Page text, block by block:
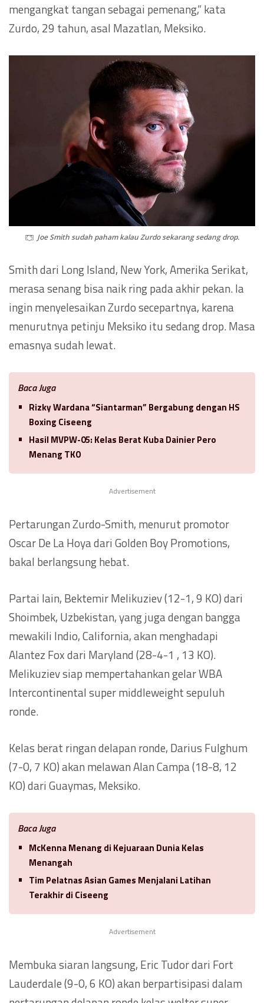
mengangkat tangan sebagai pemenang,” kata
Zurdo, 29 tahun, asal Mazatlan, Meksiko.
Joe Smith sudah paham kalau Zurdo sekarang sedang drop.
Smith dari Long Island, New York, Amerika Serikat,
merasa senang bisa naik ring pada akhir pekan. Ia
ingin menyelesaikan Zurdo secepartnya, karena
menurutnya petinju Meksiko itu sedang drop. Masa
emasnya sudah lewat.
Baca Juga
Rizky Wardana “Siantarman” Bergabung dengan HS
Boxing Ciseeng
Hasil MVPW-05: Kelas Berat Kuba Dainier Pero
Menang TKO
Advertisement
Pertarungan Zurdo-Smith, menurut promotor
Oscar De La Hoya dari Golden Boy Promotions,
bakal berlangsung hebat.
Partai lain, Bektemir Melikuziev (12-1, 9 KO) dari
Shoimbek, Uzbekistan, yang juga dengan bangga
mewakili Indio, California, akan menghadapi
Alantez Fox dari Maryland (28-4-1 , 13 KO).
Melikuziev siap mempertahankan gelar WBA
Intercontinental super middleweight sepuluh
ronde.
Kelas berat ringan delapan ronde, Darius Fulghum
(7-0, 7 KO) akan melawan Alan Campa (18-8, 12
KO) dari Guaymas, Meksiko.
Baca Juga
McKenna Menang di Kejuaraan Dunia Kelas
Menangah
Tim Pelatnas Asian Games Menjalani Latihan
Terakhir di Ciseeng
Advertisement
Membuka siaran langsung, Eric Tudor dari Fort
Lauderdale (9-0, 6 KO) akan berpartisipasi dalam